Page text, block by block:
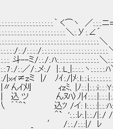
｀ く⌒ヽ ／:.:.:.ニ
＼:.У:.∠´
＼
:.ﾊ:.:.:.:.:.:.:.:.:.:.:.:.:.:.＼
:./ |:.:L_|:.:.:.:.ヽ:.:.:.:.:.ﾊ
|/ ﾉｲ:./|ﾒ
ｚﾐ、|ﾉ:.:.|:.:.:ｉ
んﾇﾊ〉ﾉ|ｲ
ﾂ /イ: l:.:.:.:|:.:.:ﾊ
:.|:.:./|:./ /′ あ
:.:.:|/